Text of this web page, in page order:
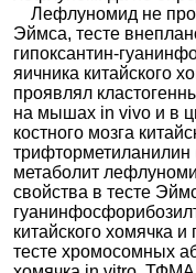
Лефлуномид не
Эймса, тесте
гипоксантин-
яичника китайского
проявлял
на мышах in vivo и в
костного мозга
метаболит
свойства в тесте
китайского хомячка
тесте хромосомных